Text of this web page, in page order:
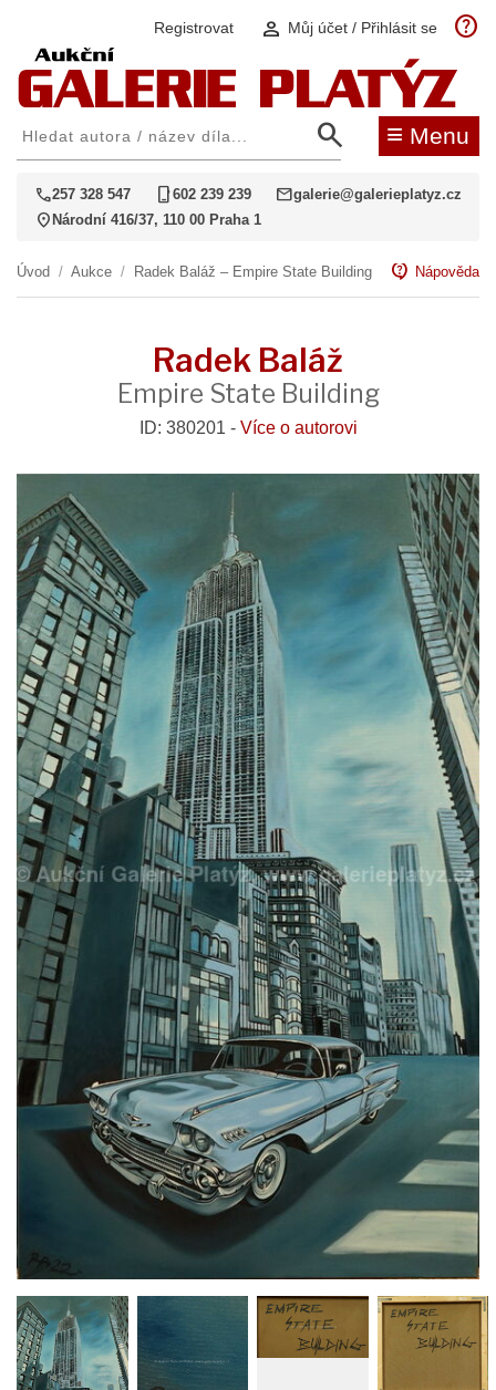
Registrovat person Můj účet / Přihlásit se help
search ≡ Menu
call257 328 547 phone_iphone602 239 239 mailgalerie@galerieplatyz.cz
location_on Národní 416/37, 110 00 Praha 1
Úvod / Aukce / Radek Baláž – Empire State Building contact_support Nápověda
Radek Baláž
Empire State Building
ID: 380201 - Více o autorovi